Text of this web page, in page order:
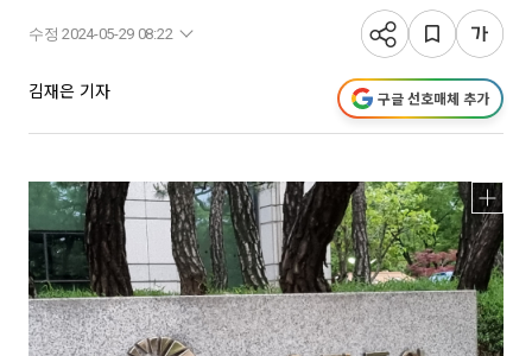
수정 2024-05-29 08:22
김재은 기자 구글 선호매체 추가